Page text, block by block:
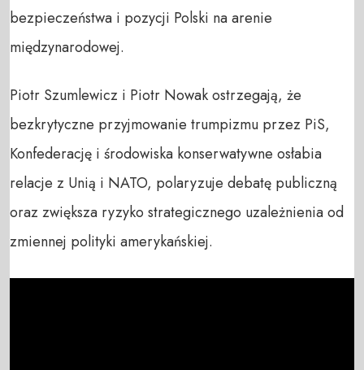
bezpieczeństwa i pozycji Polski na arenie
międzynarodowej.
Piotr Szumlewicz i Piotr Nowak ostrzegają, że
bezkrytyczne przyjmowanie trumpizmu przez PiS,
Konfederację i środowiska konserwatywne osłabia
relacje z Unią i NATO, polaryzuje debatę publiczną
oraz zwiększa ryzyko strategicznego uzależnienia od
zmiennej polityki amerykańskiej.